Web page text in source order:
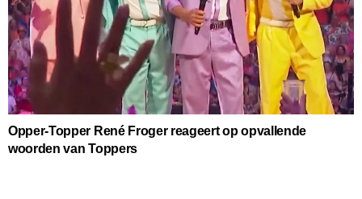
Opper-Topper René Froger reageert op opvallende
woorden van Toppers